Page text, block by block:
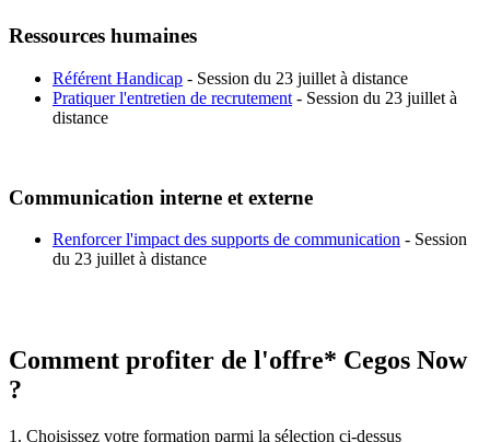
Ressources humaines
Référent Handicap - Session du 23 juillet à distance
Pratiquer l'entretien de recrutement - Session du 23 juillet à
distance
Communication interne et externe
Renforcer l'impact des supports de communication - Session
du 23 juillet à distance
Comment profiter de l'offre* Cegos Now
?
1. Choisissez votre formation parmi la sélection ci-dessus